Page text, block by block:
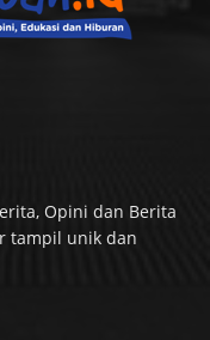
Opini dan Berita
tampil unik dan